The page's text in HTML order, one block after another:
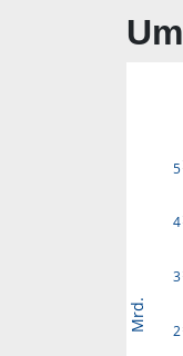
2
3
4
5
Mrd.